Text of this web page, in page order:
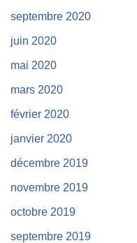
septembre 2020
juin 2020
mai 2020
mars 2020
février 2020
janvier 2020
décembre 2019
novembre 2019
octobre 2019
septembre 2019